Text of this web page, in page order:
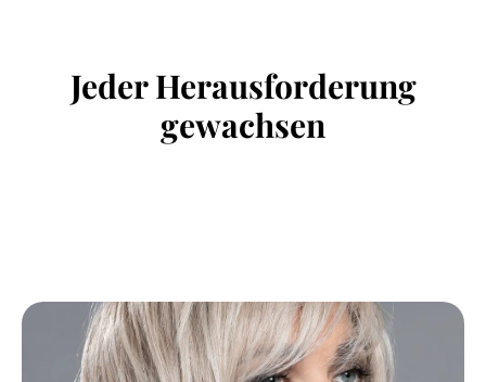
Jeder Herausforderung
gewachsen